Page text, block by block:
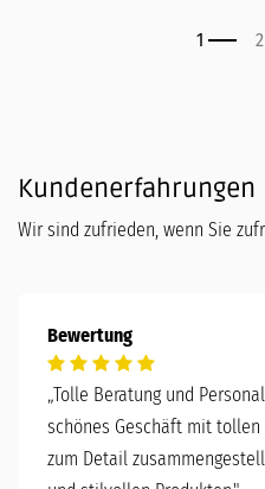
Kundenerfahrungen
Wir sind zufrieden, wenn Sie
Bewertung
„Tolle Beratung und
schönes Geschäft mit
zum Detail